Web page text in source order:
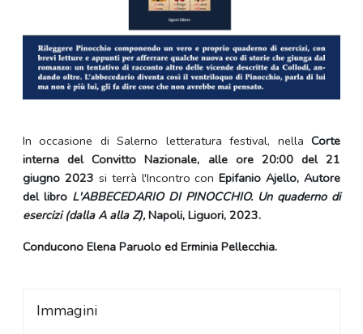
In occasione di Salerno letteratura festival, nella Corte
interna del Convitto Nazionale, alle ore 20:00 del 21
giugno 2023 si terrà l'Incontro conEpifanio Ajello, Autore
del libro L'ABBECEDARIO DI PINOCCHIO. Un quaderno di
esercizi (dalla A alla Z),Napoli, Liguori, 2023.
Conducono Elena Paruolo ed Erminia Pellecchia.
Immagini